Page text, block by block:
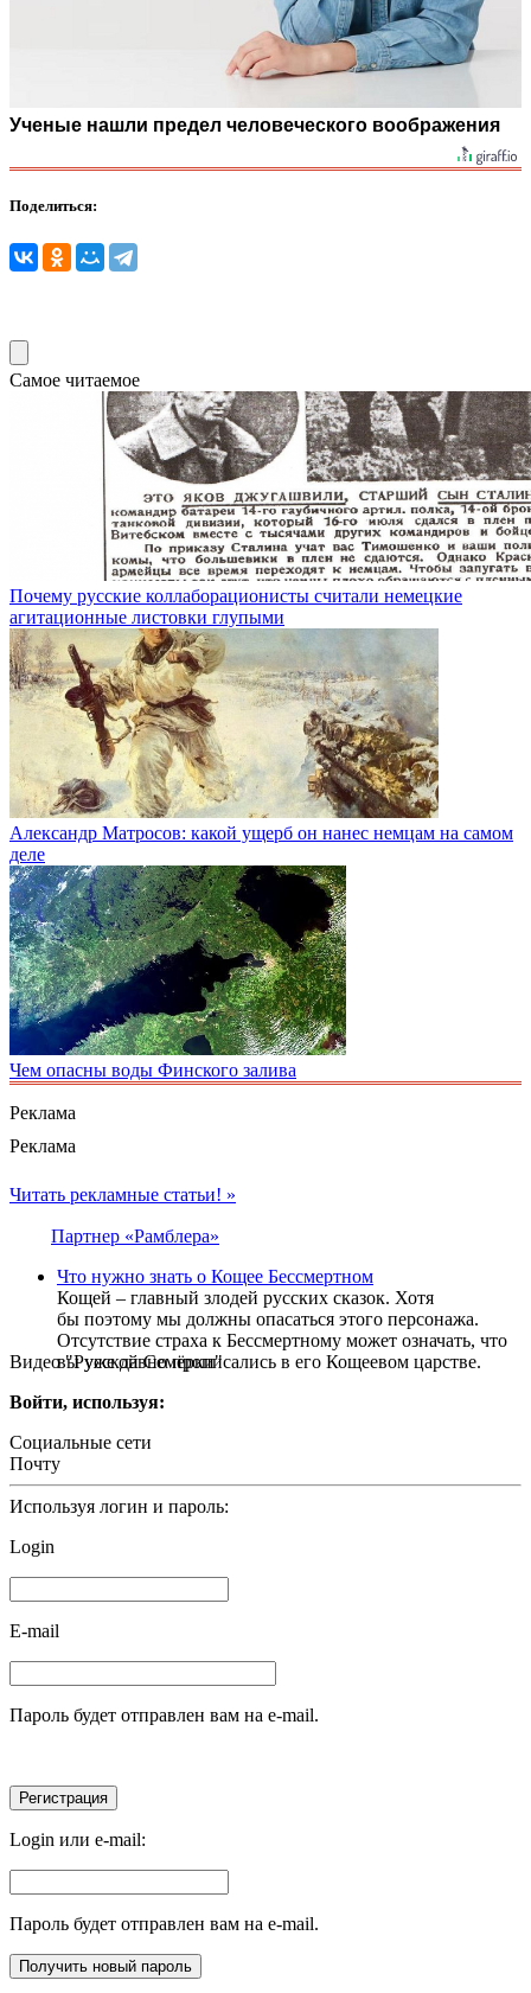
Ученые нашли предел человеческого воображения
Поделиться:
Самое читаемое
Почему русские коллаборационисты считали немецкие
агитационные листовки глупыми
Александр Матросов: какой ущерб он нанес немцам на самом
деле
Чем опасны воды Финского залива
Реклама
Реклама
Видео "Русской Семёрки"
Читать рекламные статьи! »
Партнер «Рамблера»
Что нужно знать о Кощее Бессмертном
Кощей – главный злодей русских сказок. Хотя
бы поэтому мы должны опасаться этого персонажа.
Отсутствие страха к Бессмертному может означать, что
вы уже давно прописались в его Кощеевом царстве.
Войти, используя:
Социальные сети
Почту
Используя логин и пароль:
Login
E-mail
Пароль будет отправлен вам на e-mail.
Login или e-mail:
Пароль будет отправлен вам на e-mail.